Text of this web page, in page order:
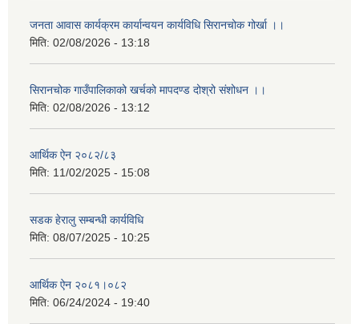
जनता आवास कार्यक्रम कार्यान्वयन कार्यविधि सिरानचोक गोर्खा ।।
मिति: 02/08/2026 - 13:18
सिरानचोक गाउँपालिकाको खर्चको मापदण्ड दोश्रो संशोधन ।।
मिति: 02/08/2026 - 13:12
आर्थिक ऐन २०८२/८३
मिति: 11/02/2025 - 15:08
सडक हेरालु सम्बन्धी कार्यविधि
मिति: 08/07/2025 - 10:25
आर्थिक ऐन २०८१।०८२
मिति: 06/24/2024 - 19:40